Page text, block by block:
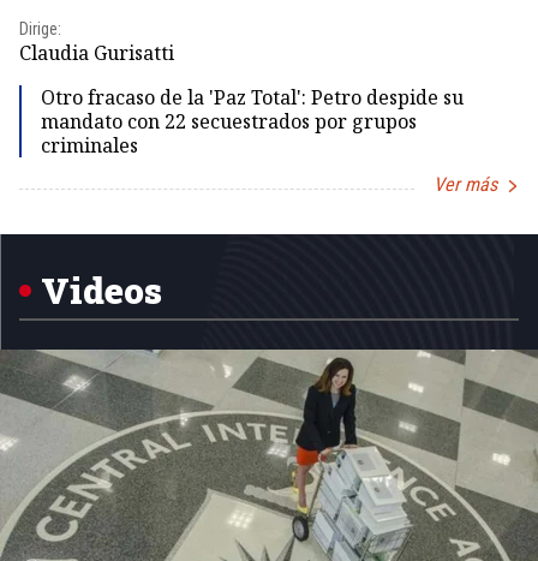
Dirige:
Claudia Gurisatti
Otro fracaso de la 'Paz Total': Petro despide su
mandato con 22 secuestrados por grupos
criminales
Ver más
1
Videos